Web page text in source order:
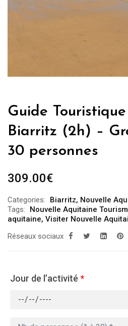
Guide
Biarritz (2h) –
30 personnes
309.00€
Categories: Biarritz, Nouvelle
Tags:
Nouvelle Aquitaine
aquitaine, Visiter Nouvelle
Réseaux sociaux
Jour de l’activité *